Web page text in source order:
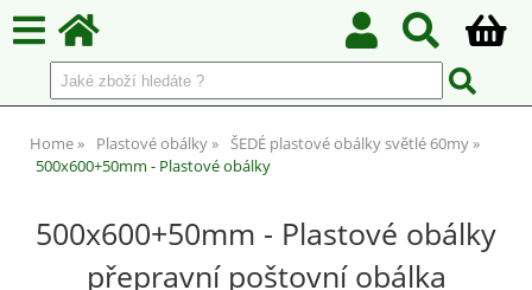
Home Plastové obálky
ŠEDÉ plastové obálky světlé 60my
500x600+50mm - Plastové obálky
500x600+50mm - Plastové obálky
přepravní poštovní obálka